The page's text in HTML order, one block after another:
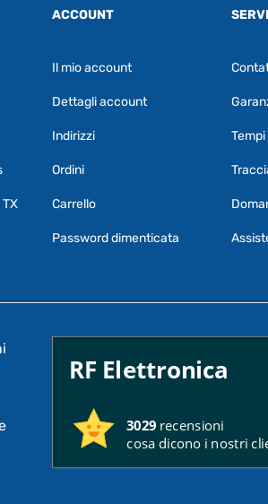
ACCOUNT
Il mio account
Dettagli account
Indirizzi
Ordini
Carrello
Password dimenticata
RF Elettronica
3029 recensioni
cosa dicono i nostri